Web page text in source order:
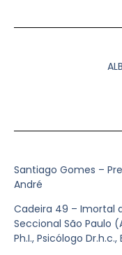
Santiago Gomes –
André
Cadeira 49 – Imortal
Seccional São Paulo
Ph.I., Psicólogo